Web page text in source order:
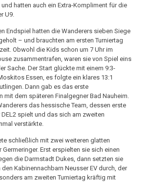
hatten auch ein Extra-Kompliment für die
U9.
Endspiel hatten die Wanderers sieben Siege
– und brauchten am ersten Turniertag
Obwohl die Kids schon um 7 Uhr im
zusammentrafen, waren sie von Spiel eins
Sache. Der Start glückte mit einem 9:3-
Essen, es folgte ein klares 13:1
Dann gab es das erste
mit dem späteren Finalgegner Bad Nauheim.
das hessische Team, dessen erste
spielt und das sich am zweiten
verstärkte.
schließlich mit zwei weiteren glatten
Germeringer. Erst erspielten sie sich einen
die Darmstadt Dukes, dann setzten sie
Kabinennachbarn Neusser EV durch, der
am zweiten Turniertag kräftig mit